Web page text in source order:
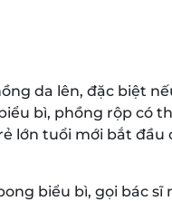
da lên, đặc biệt
bì, phồng rộp có
lớn tuổi mới bắt đầu
biểu bì, gọi bác